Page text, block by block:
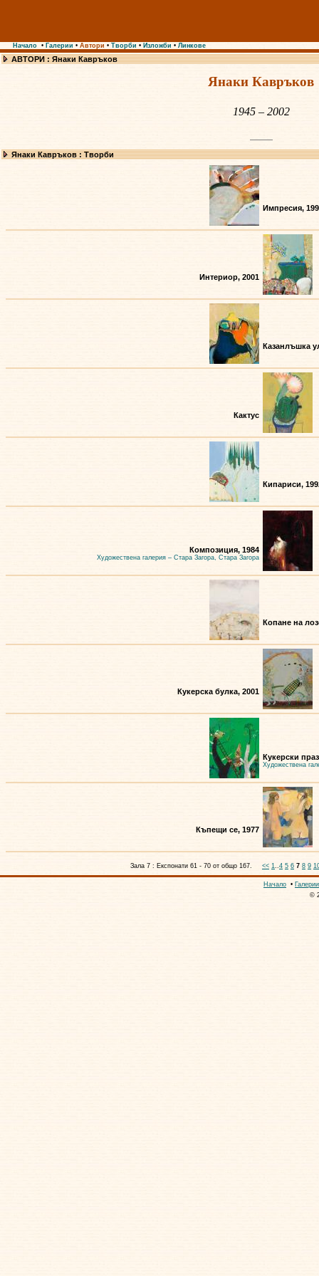
Начало • Галерии • Автори • Творби • Изложби • Линкове
АВТОРИ : Янаки Кавръков
Янаки Кавръков
1945 – 2002
Янаки Кавръков : Творби
Импресия,
Интериор, 2001
Казанлъшка
Кактус
Кипариси,
Композиция, 1984
Художествена галерия – Стара Загора, Стара Загора
Копане на
Кукерска булка, 2001
Кукерски
Художествена
Къпещи се, 1977
Зала 7 : Експонати 61 - 70 от общо 167. << 1..4 5 6 7 8 9
Начало • Галерии
©